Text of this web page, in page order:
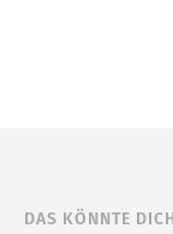
DAS KÖNNTE